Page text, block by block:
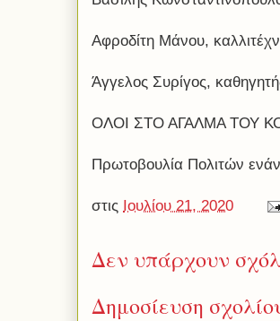
Αφροδίτη Μάνου,
Άγγελος Συρίγος,
ΟΛΟΙ ΣΤΟ ΑΓΑΛΜΑ ΤΟΥ
Πρωτοβουλία Πολιτών
στις Ιουλίου 21, 2020
Δεν υπάρχουν
Δημοσίευση